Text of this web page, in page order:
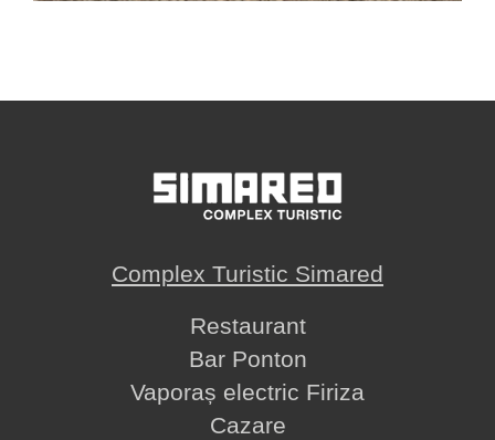
Complex Turistic Simared
Restaurant
Bar Ponton
Vaporaș electric Firiza
Cazare